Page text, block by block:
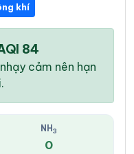
khí
84
cảm nên hạn
NH 3
0